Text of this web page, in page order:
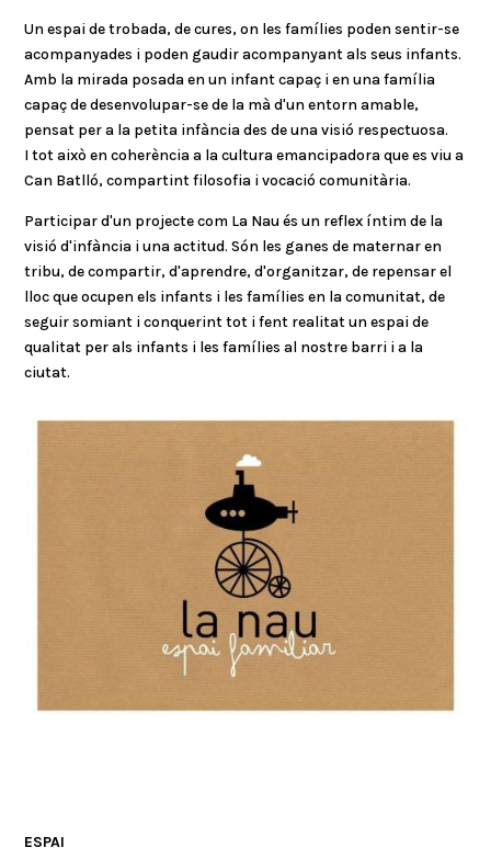
Un espai de trobada, de cures, on les famílies poden sentir-se
acompanyades i poden gaudir acompanyant als seus infants.
Amb la mirada posada en un infant capaç i en una família
capaç de desenvolupar-se de la mà d'un entorn amable,
pensat per a la petita infància des de una visió respectuosa.
I tot això en coherència a la cultura emancipadora que es viu a
Can Batlló, compartint filosofia i vocació comunitària.
Participar d'un projecte com La Nau és un reflex íntim de la
visió d'infància i una actitud. Són les ganes de maternar en
tribu, de compartir, d'aprendre, d'organitzar, de repensar el
lloc que ocupen els infants i les famílies en la comunitat, de
seguir somiant i conquerint tot i fent realitat un espai de
qualitat per als infants i les famílies al nostre barri i a la
ciutat.
ESPAI